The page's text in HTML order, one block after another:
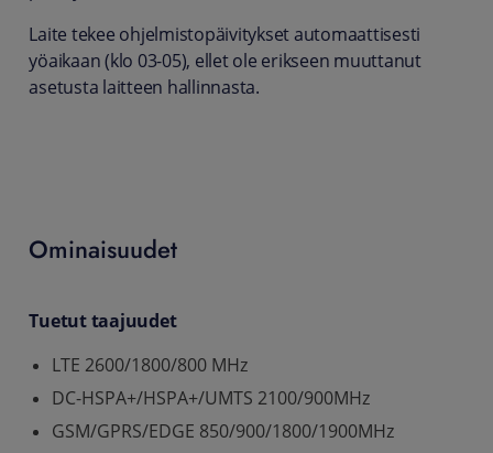
Laite tekee ohjelmistopäivitykset automaattisesti
yöaikaan (klo 03-05), ellet ole erikseen muuttanut
asetusta laitteen hallinnasta.
Ominaisuudet
Tuetut taajuudet
LTE 2600/1800/800 MHz
DC-HSPA+/HSPA+/UMTS 2100/900MHz
GSM/GPRS/EDGE 850/900/1800/1900MHz